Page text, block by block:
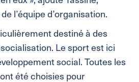
l’équipe d’organisation.
destiné à des
Le sport est ici
social. Toutes les
été choisies pour